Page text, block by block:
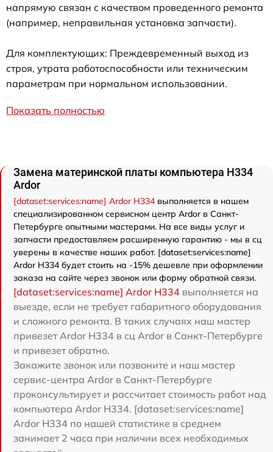
напрямую связан с качеством проведенного ремонта
(например, неправильная установка запчасти).
Для комплектующих: Преждевременный выход из
строя, утрата работоспособности или техническим
параметрам при нормальном использовании.
Показать полностью
Замена материнской платы компьютера H334
Ardor
[dataset:services:name] Ardor H334 выполняется в нашем
специализированном сервисном центр Ardor в Санкт-
Петербурге опытными мастерами. На все виды услуг и
запчасти предоставляем расширенную гарантию - мы в сц
уверены в качестве наших работ. [dataset:services:name]
Ardor H334 будет стоить на -15% дешевле при оформлении
заказа на сайте через звонок или форму обратной связи.
[dataset:services:name] Ardor H334 выполняется на
выезде, если не требует габаритного оборудования
и сложного ремонта. В таких случаях наш мастер
привезет Ardor H334 в сц Ardor в Санкт-Петербурге
и привезет обратно.
Закажите звонок или позвоните и наш мастер
сервис-центра Ardor в Санкт-Петербурге
проконсультирует и рассчитает стоимость работ над
компьютера Ardor H334. [dataset:services:name]
Ardor H334 по нашей статистике в среднем
занимает 2 часа при наличии всех необходимых